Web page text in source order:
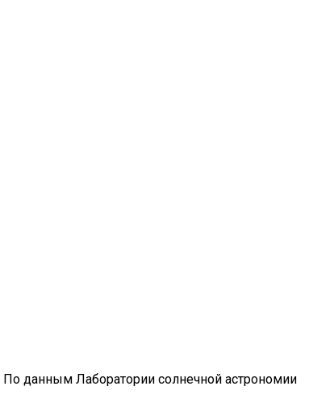
Это Условие
данным Лаборатории солнечной астрономии